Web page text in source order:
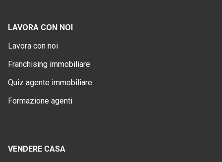
LAVORA CON NOI
Lavora con noi
Franchising immobiliare
Quiz agente immobiliare
Formazione agenti
VENDERE CASA